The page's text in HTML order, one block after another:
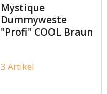
Mystique
Dummyweste
"Profi" COOL Braun
3 Artikel